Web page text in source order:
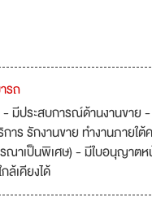
รถ
มีประสบการณ์ด้านงานขาย
การ รักงานขาย ทำงานภาย
ณาเป็นพิเศษ) - มีใบอนุญาต
ล้เคียงได้